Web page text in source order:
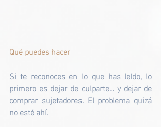
Qué puedes hacer
Si te reconoces en lo que has leído, lo
primero es dejar de culparte… y dejar de
comprar sujetadores. El problema quizá
no esté ahí.